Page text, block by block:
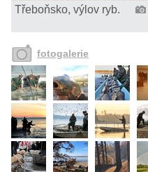
Třeboňsko, výlov ryb.
fotogalerie